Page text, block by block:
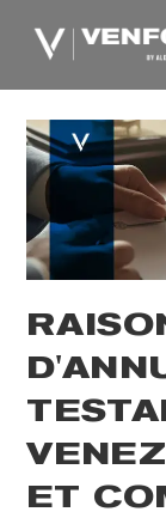
ET